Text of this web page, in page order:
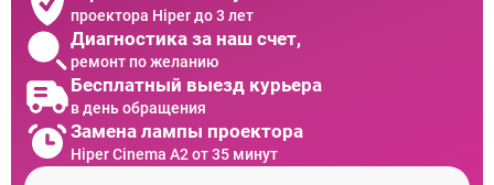
проектора Hiper до 3 лет
Диагностика за наш счет,
ремонт по желанию
Бесплатный выезд курьера
в день обращения
Замена лампы проектора
Hiper Cinema A2 от 35 минут